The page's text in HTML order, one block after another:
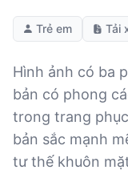
Trẻ em Tải
Hình ảnh có ba
bản có phong
trong trang
bản sắc mạnh
tư thế khuôn